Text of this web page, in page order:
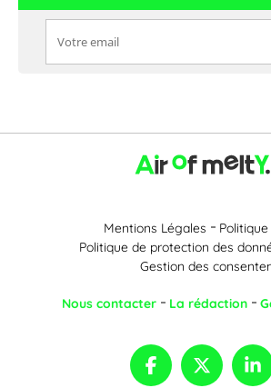
Mentions Légales
Politique de protection des
Gestion des
Nous contacter La rédaction